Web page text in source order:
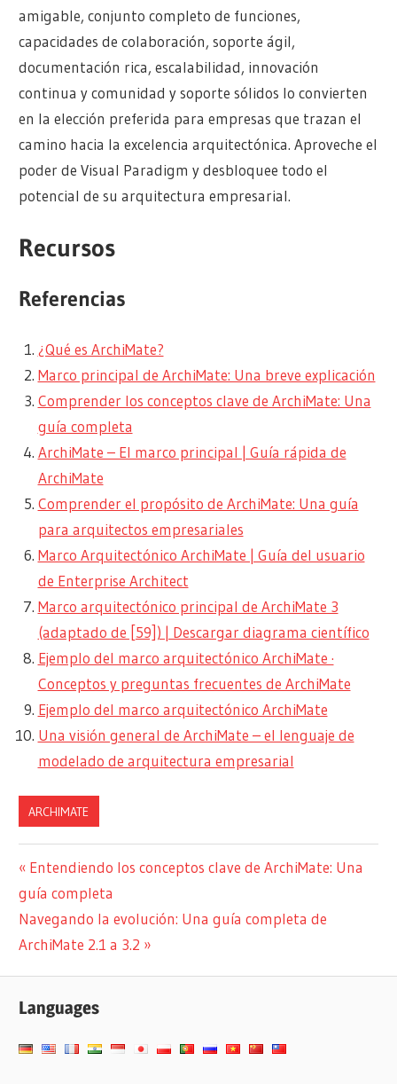
amigable, conjunto completo de funciones,
capacidades de colaboración, soporte ágil,
documentación rica, escalabilidad, innovación
continua y comunidad y soporte sólidos lo convierten
en la elección preferida para empresas que trazan el
camino hacia la excelencia arquitectónica. Aproveche el
poder de Visual Paradigm y desbloquee todo el
potencial de su arquitectura empresarial.
Recursos
Referencias
¿Qué es ArchiMate?
Marco principal de ArchiMate: Una breve explicación
Comprender los conceptos clave de ArchiMate: Una
guía completa
ArchiMate – El marco principal | Guía rápida de
ArchiMate
Comprender el propósito de ArchiMate: Una guía
para arquitectos empresariales
Marco Arquitectónico ArchiMate | Guía del usuario
de Enterprise Architect
Marco arquitectónico principal de ArchiMate 3
(adaptado de [59]) | Descargar diagrama científico
Ejemplo del marco arquitectónico ArchiMate ·
Conceptos y preguntas frecuentes de ArchiMate
Ejemplo del marco arquitectónico ArchiMate
Una visión general de ArchiMate – el lenguaje de
modelado de arquitectura empresarial
ARCHIMATE
Navegación
de
entradas
Entrada
anterior:
Entendiendo los conceptos clave de ArchiMate: Una
guía completa
Siguiente
entrada:
Navegando la evolución: Una guía completa de
ArchiMate 2.1 a 3.2
Languages